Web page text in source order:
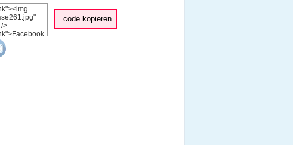
code kopieren